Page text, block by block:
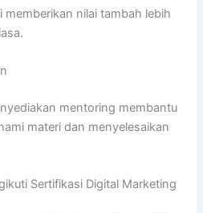
nilai tambah lebih
mentoring membantu
materi dan menyelesaikan
Sertifikasi Digital Marketing